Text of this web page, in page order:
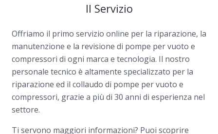
Il Servizio
Offriamo il primo servizio online per la riparazione, la
manutenzione e la revisione di pompe per vuoto e
compressori di ogni marca e tecnologia. Il nostro
personale tecnico è altamente specializzato per la
riparazione ed il collaudo di pompe per vuoto e
compressori, grazie a più di 30 anni di esperienza nel
settore.
Ti servono maggiori informazioni? Puoi scoprire